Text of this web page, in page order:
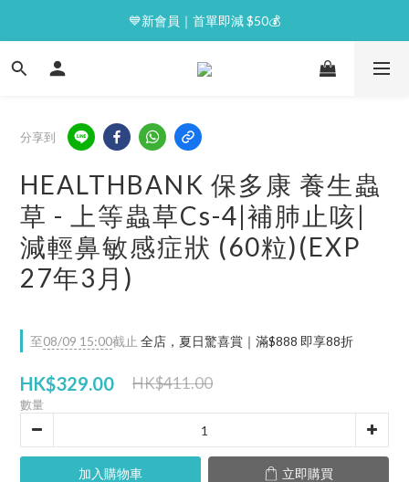
⭐逢星期一malluxe day｜7%購物金回贈
💙新會員｜首單即減 $50💰
⭐逢星期一malluxe day｜7%購物金回贈
分享到
HEALTHBANK 保多康 養生蟲
草 - 上等蟲草Cs-4|補肺止咳|
減輕鼻敏感症狀 (60粒)(EXP
27年3月)
至08/09 15:00截止 全店，夏日驚喜賞｜滿$888 即享88折
HK$329.00 HK$411.00
數量
加入購物車 立即購買